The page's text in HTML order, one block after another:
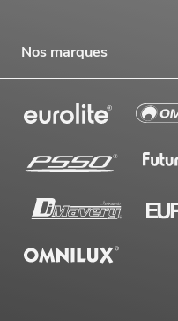
Nos marques